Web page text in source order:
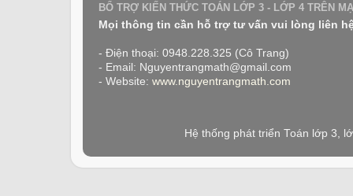
BỔ TRỢ KIẾN THỨC TOÁN LỚP 3 - LỚP 4 TRÊN
Mọi thông tin cần hỗ trợ tư vấn vui lòng liên
- Điện thoại: 0948.228.325 (Cô Trang)
- Email: Nguyentrangmath@gmail.com
- Website: www.nguyentrangmath.com
Hệ thống phát triển Toán lớp 3,